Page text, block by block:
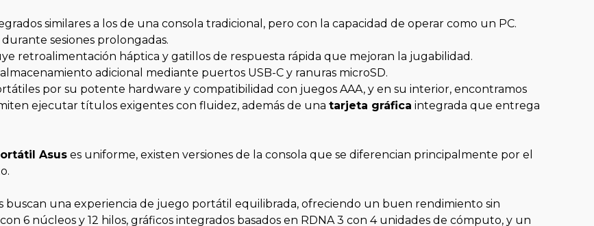
similares a los de una consola tradicional, pero con la capacidad de operar como un PC.
sesiones prolongadas.
retroalimentación háptica y gatillos de respuesta rápida que mejoran la jugabilidad.
adicional mediante puertos USB-C y ranuras microSD.
por su potente hardware y compatibilidad con juegos AAA, y en su interior, encontramos
ejecutar títulos exigentes con fluidez, además de una tarjeta gráfica integrada que entrega
Asus es uniforme, existen versiones de la consola que se diferencian principalmente por el
buscan una experiencia de juego portátil equilibrada, ofreciendo un buen rendimiento sin
6 núcleos y 12 hilos, gráficos integrados basados en RDNA 3 con 4 unidades de cómputo, y un